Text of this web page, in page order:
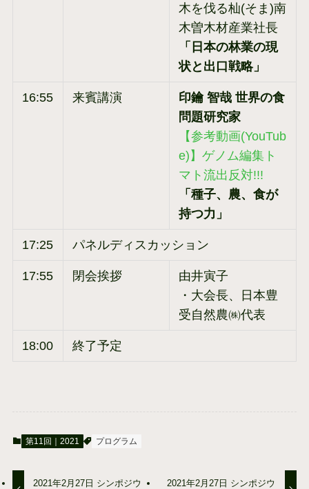
木を伐る杣(そま)南
木曽木材産業社長
「日本の林業の現
状と出口戦略」
16:55 来賓講演
印鑰 智哉 世界の食
問題研究家
【参考動画(YouTub
e)】ゲノム編集ト
マト流出反対!!!
「種子、農、食が
持つ力」
17:25 パネルディスカッション
17:55 閉会挨拶
由井寅子
・大会長、日本豊
受自然農㈱代表
18:00 終了予定
第11回｜2021 プログラム
2021年2月27日 シンポジウ
2021年2月27日 シンポジウ